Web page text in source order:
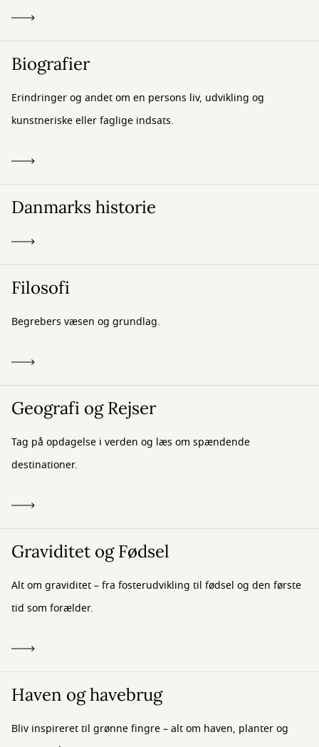
Biografier
Erindringer og andet om en persons liv, udvikling og
kunstneriske eller faglige indsats.
Danmarks historie
Filosofi
Begrebers væsen og grundlag.
Geografi og Rejser
Tag på opdagelse i verden og læs om spændende
destinationer.
Graviditet og Fødsel
Alt om graviditet – fra fosterudvikling til fødsel og den første
tid som forælder.
Haven og havebrug
Bliv inspireret til grønne fingre – alt om haven, planter og